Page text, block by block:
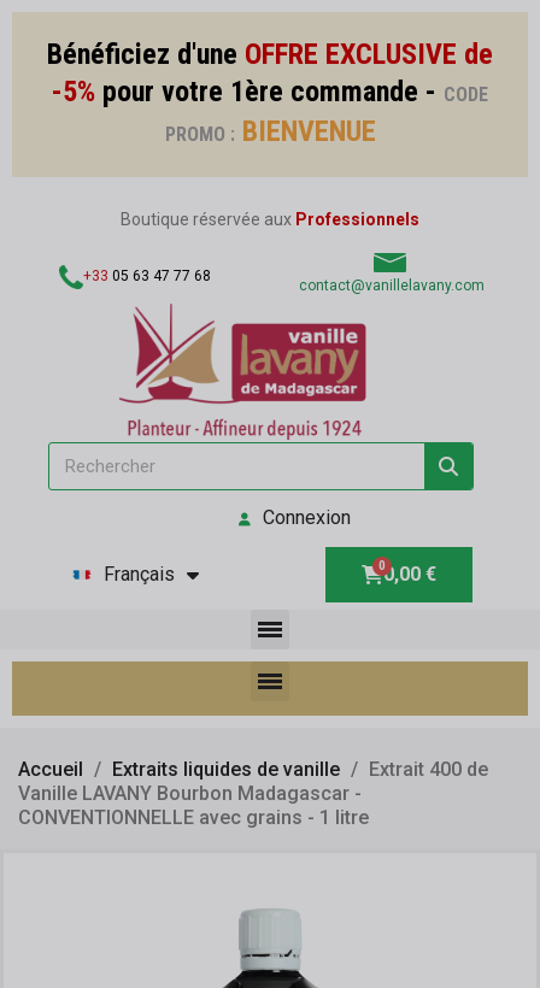
Bénéficiez d'une OFFRE EXCLUSIVE de
-5% pour votre 1ère commande - CODE
PROMO : BIENVENUE
Boutique réservée aux Professionnels
+33 05 63 47 77 68
contact@vanillelavany.com
Connexion
Français 0,00 €
Accueil Extraits liquides de vanille
Extrait 400 de
Vanille LAVANY Bourbon Madagascar -
CONVENTIONNELLE avec grains - 1 litre